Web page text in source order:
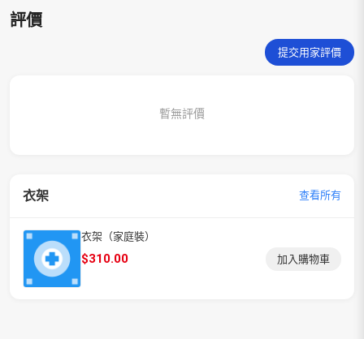
評價
提交用家評價
暫無評價
衣架 查看所有
衣架（家庭裝）
$310.00 加入購物車